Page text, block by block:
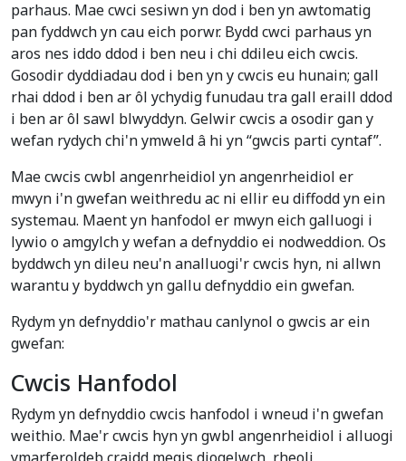
parhaus. Mae cwci sesiwn yn dod i ben yn awtomatig
pan fyddwch yn cau eich porwr. Bydd cwci parhaus yn
aros nes iddo ddod i ben neu i chi ddileu eich cwcis.
Gosodir dyddiadau dod i ben yn y cwcis eu hunain; gall
rhai ddod i ben ar ôl ychydig funudau tra gall eraill ddod
i ben ar ôl sawl blwyddyn. Gelwir cwcis a osodir gan y
wefan rydych chi'n ymweld â hi yn “gwcis parti cyntaf”.
Mae cwcis cwbl angenrheidiol yn angenrheidiol er
mwyn i'n gwefan weithredu ac ni ellir eu diffodd yn ein
systemau. Maent yn hanfodol er mwyn eich galluogi i
lywio o amgylch y wefan a defnyddio ei nodweddion. Os
byddwch yn dileu neu'n analluogi'r cwcis hyn, ni allwn
warantu y byddwch yn gallu defnyddio ein gwefan.
Rydym yn defnyddio'r mathau canlynol o gwcis ar ein
gwefan:
Cwcis Hanfodol
Rydym yn defnyddio cwcis hanfodol i wneud i'n gwefan
weithio. Mae'r cwcis hyn yn gwbl angenrheidiol i alluogi